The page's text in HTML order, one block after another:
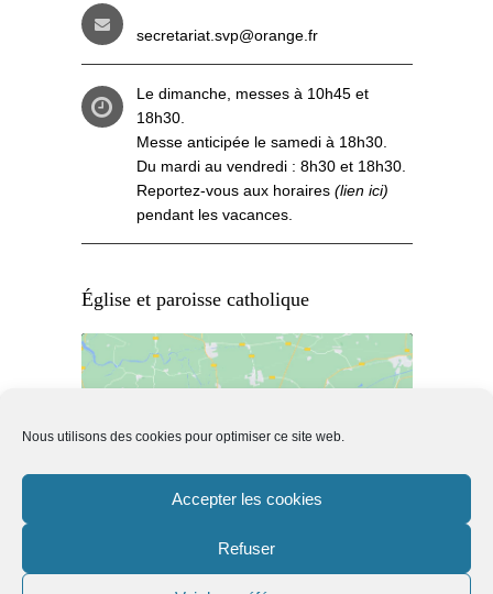
Nous utilisons des cookies pour optimiser ce site web.
Accepter les cookies
Refuser
secretariat.svp@orange.fr
Le dimanche, messes à 10h45 et
18h30.
Messe anticipée le samedi à 18h30.
Du mardi au vendredi : 8h30 et 18h30.
Reportez-vous aux horaires (lien ici)
pendant les vacances.
Église et paroisse catholique
Cliquez pour accepter les cookies de